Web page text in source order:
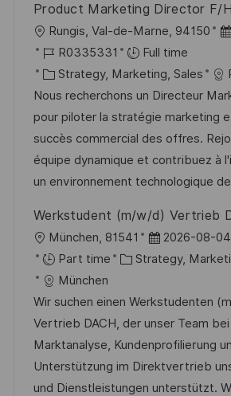
e
Product Marketing Director F/H
L
o
c
a
t
i
o
n
Rungis, Val-de-Marne, 94150
P
s
t
e
d
D
a
e
J
o
b
I
d
R0335331
Full time
C
a
t
e
g
o
y
Strategy, Marketing, Sales
Nous recherchons un Directeur
pour piloter la stratégie marketing
succès commercial des offres.
équipe dynamique et contribuez à
un environnement technologique
Werkstudent (m/w/d) Vertrieb
L
o
c
a
t
i
o
n
München, 81541
P
o
t
e
d
D
a
2026-08-04
Part time
C
t
e
g
o
r
Strategy,
München
Wir suchen einen Werkstudenten
Vertrieb DACH, der unser Team
Marktanalyse, Kundenprofilierung
Unterstützung im Direktvertrieb
und Dienstleistungen unterstützt.